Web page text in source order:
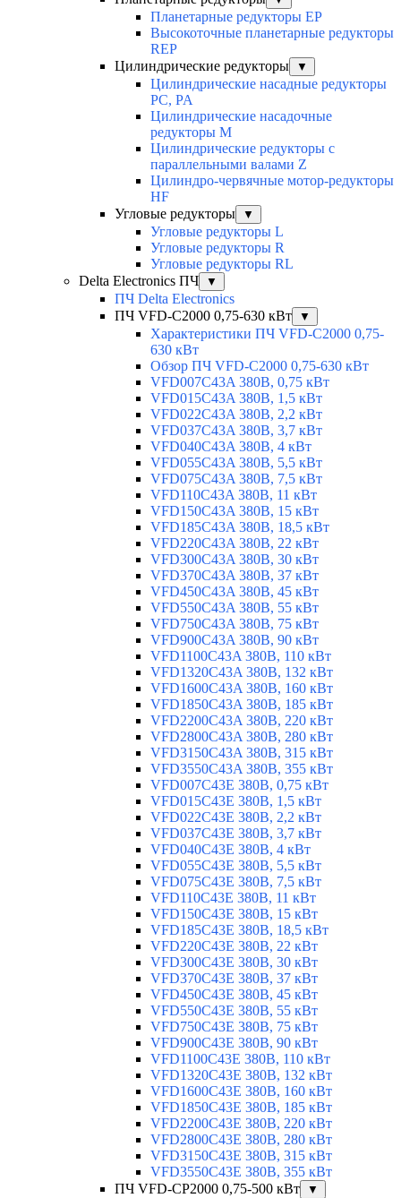
Планетарные редукторы EP
Высокоточные планетарные редукторы
REP
Цилиндрические редукторы
▼
Цилиндрические насадные редукторы
PC, PA
Цилиндрические насадочные
редукторы M
Цилиндрические редукторы с
параллельными валами Z
Цилиндро-червячные мотор-редукторы
HF
Угловые редукторы
▼
Угловые редукторы L
Угловые редукторы R
Угловые редукторы RL
Delta Electronics ПЧ
▼
ПЧ Delta Electronics
ПЧ VFD-C2000 0,75-630 кВт
▼
Характеристики ПЧ VFD-C2000 0,75-
630 кВт
Обзор ПЧ VFD-C2000 0,75-630 кВт
VFD007C43A 380В, 0,75 кВт
VFD015C43A 380В, 1,5 кВт
VFD022C43A 380В, 2,2 кВт
VFD037C43A 380В, 3,7 кВт
VFD040C43A 380В, 4 кВт
VFD055C43A 380В, 5,5 кВт
VFD075C43A 380В, 7,5 кВт
VFD110C43A 380В, 11 кВт
VFD150C43A 380В, 15 кВт
VFD185C43A 380В, 18,5 кВт
VFD220C43A 380В, 22 кВт
VFD300C43A 380В, 30 кВт
VFD370C43A 380В, 37 кВт
VFD450C43A 380В, 45 кВт
VFD550C43A 380В, 55 кВт
VFD750C43A 380В, 75 кВт
VFD900C43A 380В, 90 кВт
VFD1100C43A 380В, 110 кВт
VFD1320C43A 380В, 132 кВт
VFD1600C43A 380В, 160 кВт
VFD1850C43A 380В, 185 кВт
VFD2200C43A 380В, 220 кВт
VFD2800C43A 380В, 280 кВт
VFD3150C43A 380В, 315 кВт
VFD3550C43A 380В, 355 кВт
VFD007C43E 380В, 0,75 кВт
VFD015C43E 380В, 1,5 кВт
VFD022C43E 380В, 2,2 кВт
VFD037C43E 380В, 3,7 кВт
VFD040C43E 380В, 4 кВт
VFD055C43E 380В, 5,5 кВт
VFD075C43E 380В, 7,5 кВт
VFD110C43E 380В, 11 кВт
VFD150C43E 380В, 15 кВт
VFD185C43E 380В, 18,5 кВт
VFD220C43E 380В, 22 кВт
VFD300C43E 380В, 30 кВт
VFD370C43E 380В, 37 кВт
VFD450C43E 380В, 45 кВт
VFD550C43E 380В, 55 кВт
VFD750C43E 380В, 75 кВт
VFD900C43E 380В, 90 кВт
VFD1100C43E 380В, 110 кВт
VFD1320C43E 380В, 132 кВт
VFD1600C43E 380В, 160 кВт
VFD1850C43E 380В, 185 кВт
VFD2200C43E 380В, 220 кВт
VFD2800C43E 380В, 280 кВт
VFD3150C43E 380В, 315 кВт
VFD3550C43E 380В, 355 кВт
ПЧ VFD-CP2000 0,75-500 кВт
▼